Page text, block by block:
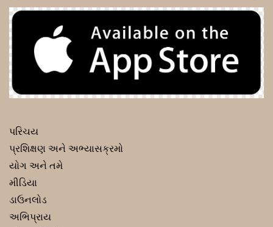
પરિચય
પ્રશિક્ષણ અને અભ્યાસક્રમો
યોગ અને તમે
મીડિયા
ડાઉનલોડ
અભિપ્રાય